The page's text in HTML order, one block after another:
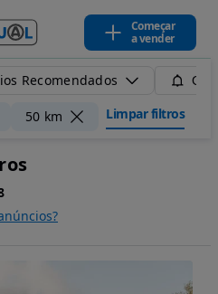
Começar
a vender
Recomendados
50 km Limpar filtros